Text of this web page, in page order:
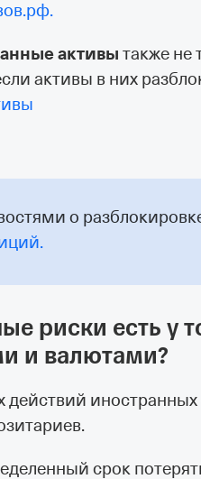
активы также не
активы в них
о
риски есть у
и валютами?
действий
срок